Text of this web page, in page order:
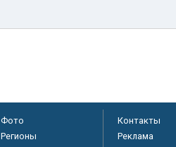
Фото
Регионы
Контакты
Реклама